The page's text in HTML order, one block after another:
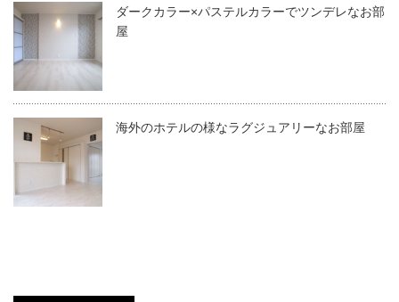
ダークカラー×パステルカラーでツンデレなお部
屋
海外のホテルの様なラグジュアリーなお部屋